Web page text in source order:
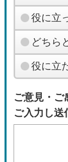
役に立
どちら
役に立
ご意見・ご
ご入力し送